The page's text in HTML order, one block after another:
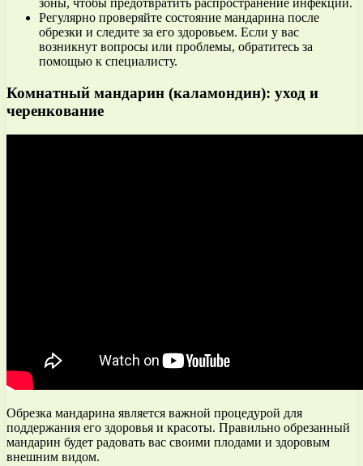
Регулярно проверяйте состояние мандарина после
обрезки и следите за его здоровьем. Если у вас
возникнут вопросы или проблемы, обратитесь за
помощью к специалисту.
Комнатный мандарин (каламондин): уход и
черенкование
Обрезка мандарина является важной процедурой для
поддержания его здоровья и красоты. Правильно обрезанный
мандарин будет радовать вас своими плодами и здоровым
внешним видом.